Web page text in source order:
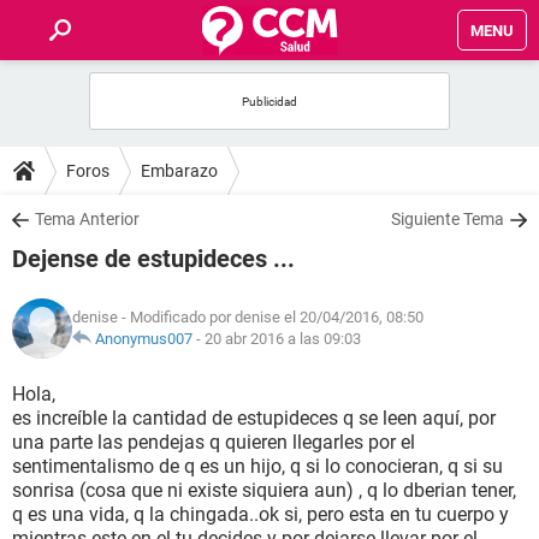
MENU
FOROS
SALUD
FAMILIA
NUTRICIÓN
BIENESTAR
SEXUALIDAD
GLOSARIO
Foros Embarazo
Tema Anterior Siguiente Tema
Dejense de estupideces ...
denise - Modificado por denise el 20/04/2016, 08:50
Anonymus007 - 20 abr 2016 a las 09:03
Hola,
es increíble la cantidad de estupideces q se leen aquí, por
una parte las pendejas q quieren llegarles por el
sentimentalismo de q es un hijo, q si lo conocieran, q si su
sonrisa (cosa que ni existe siquiera aun) , q lo dberian tener,
q es una vida, q la chingada..ok si, pero esta en tu cuerpo y